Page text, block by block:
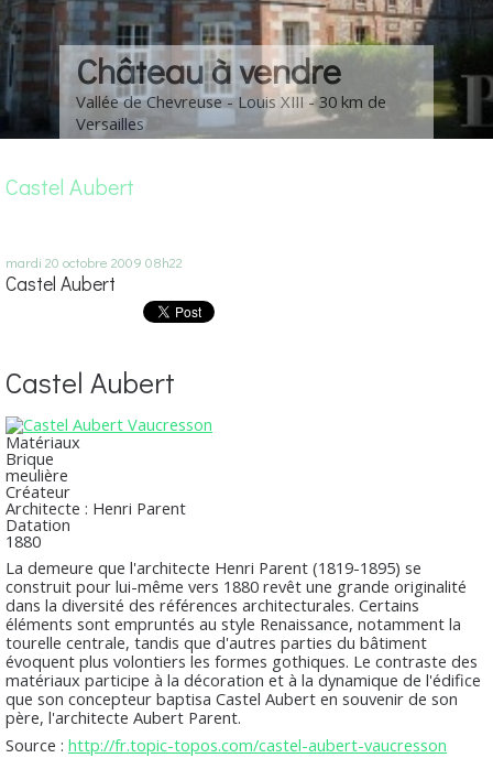
Château à vendre
Vallée de Chevreuse - Louis XIII - 30 km de
Versailles
Castel Aubert
mardi 20 octobre 2009 08h22
Castel Aubert
Castel Aubert
Matériaux
Brique
meulière
Créateur
Architecte : Henri Parent
Datation
1880
La demeure que l'architecte Henri Parent (1819-1895) se
construit pour lui-même vers 1880 revêt une grande originalité
dans la diversité des références architecturales. Certains
éléments sont empruntés au style Renaissance, notamment la
tourelle centrale, tandis que d'autres parties du bâtiment
évoquent plus volontiers les formes gothiques. Le contraste des
matériaux participe à la décoration et à la dynamique de l'édifice
que son concepteur baptisa Castel Aubert en souvenir de son
père, l'architecte Aubert Parent.
Source : http://fr.topic-topos.com/castel-aubert-vaucresson